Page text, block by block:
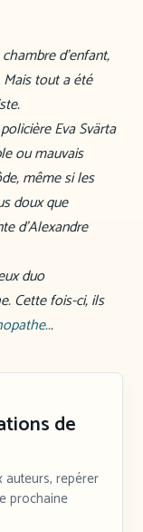
d’enfant,
Mais tout a été
Eva Svärta
ou mauvais
même si les
doux que
d’Alexandre
duo
Cette fois-ci, ils
.
de
repérer
prochaine